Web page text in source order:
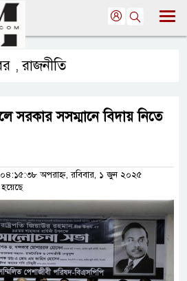
,রাজনীতি
সরকার সসম্মানে বিদায় নিতে
অপরাহ্ন, রবিবার, ১ জুন ২০২৫